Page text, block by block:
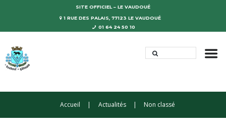
SITE OFFICIEL – LE VAUDOUÉ
1 RUE DES PALAIS, 77123 LE VAUDOUÉ
01 64 24 50 10
Accueil Actualités Non classé